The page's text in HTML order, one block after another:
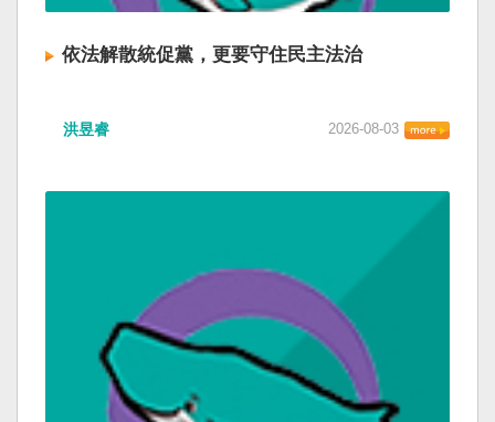
依法解散統促黨，更要守住民主法治
洪昱睿 2026-08-03